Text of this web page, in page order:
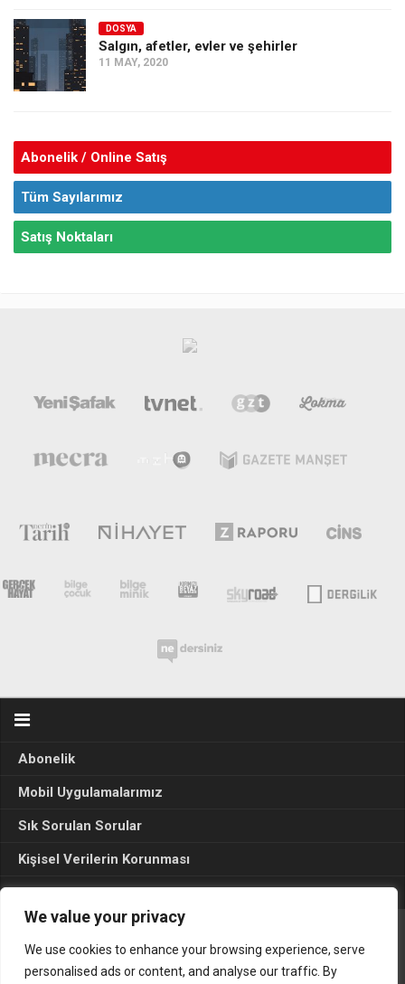
We value your privacy
We use cookies to enhance your browsing experience, serve
personalised ads or content, and analyse our traffic. By
DOSYA
Salgın, afetler, evler ve şehirler
11 MAY, 2020
Abonelik / Online Satış
Tüm Sayılarımız
Satış Noktaları
Abonelik
Mobil Uygulamalarımız
Sık Sorulan Sorular
Kişisel Verilerin Korunması
Seçim Sonuçları 2024
Gerçek Hayat © 2015. Her hakkı sakldır.